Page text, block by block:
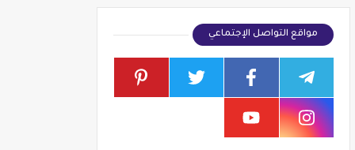
مواقع التواصل الإجتماعي